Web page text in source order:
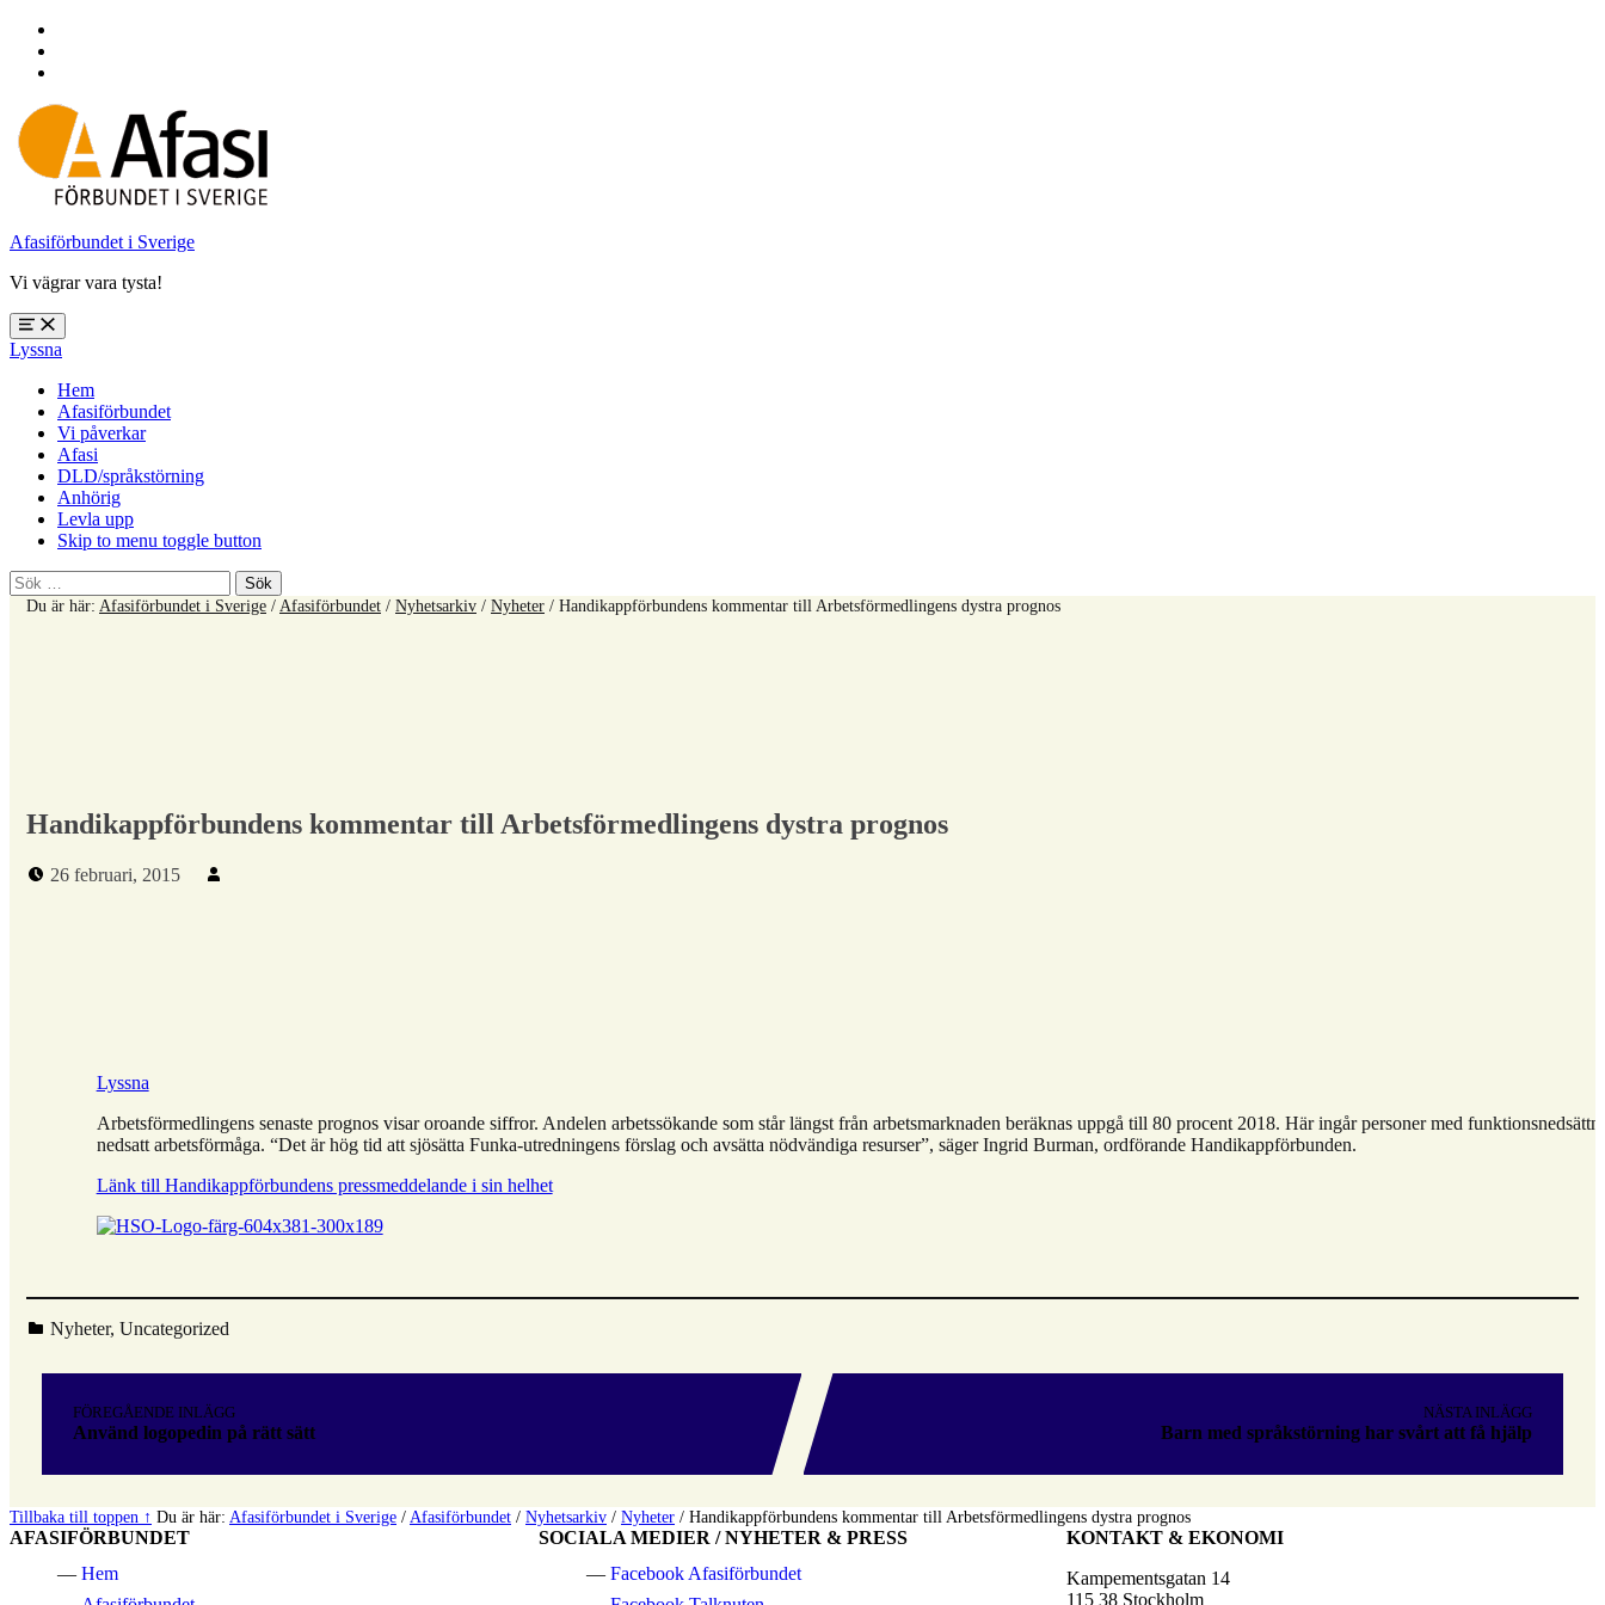
sidfoten
Afasiförbundet i Sverige
Vi vägrar vara tysta!
Öppna
meny:
%s
Lyssna
Hem
Afasiförbundet
Vi påverkar
Afasi
DLD/språkstörning
Anhörig
Levla upp
Skip to menu toggle button
Sök
efter:Du är här: Afasiförbundet i Sverige /Afasiförbundet / Nyhetsarkiv / Nyheter / Handikappförbundens kommentar till Arbetsförmedlingens dystra prognos
Handikappförbundens kommentar till Arbetsförmedlingens dystra prognos
Publicerad den:
26 februari, 2015
Lyssna
Arbetsförmedlingens senaste prognos visar oroande siffror. Andelen arbetssökande som står längst från arbetsmarknaden beräknas uppgå till 80 procent 2018. Här ingår personer med
nedsatt arbetsförmåga. “Det är hög tid att sjösätta Funka-utredningens förslag och avsätta nödvändiga resurser”, säger Ingrid Burman, ordförande Handikappförbunden.
Länk till Handikappförbundens pressmeddelande i sin helhet
Kategoriserad i:
Nyheter, Uncategorized
tillbaka
huvudnavigeringen
FÖREGÅENDE INLÄGG
Använd logopedin på rätt sätt
NÄSTA INLÄGG
Barn med språkstörning har svårt att få hjälp
Tillbaka till toppen ↑ Du är här: Afasiförbundet i Sverige / Afasiförbundet / Nyhetsarkiv / Nyheter / Handikappförbundens kommentar till Arbetsförmedlingens dystra prognos
AFASIFÖRBUNDET
Hem
SOCIALA MEDIER / NYHETER & PRESS
Facebook Afasiförbundet
KONTAKT & EKONOMI
Kampementsgatan 14
115 38 Stockholm